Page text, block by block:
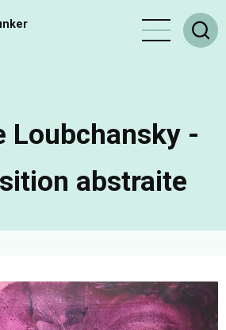
Loubchansky -
abstraite